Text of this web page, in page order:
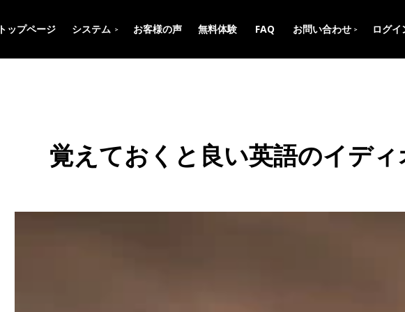
トップページ システム ＞ お客様の声 無料体験 FAQ お問い合わせ ＞ ログイ
覚えておくと良い英語のイデ